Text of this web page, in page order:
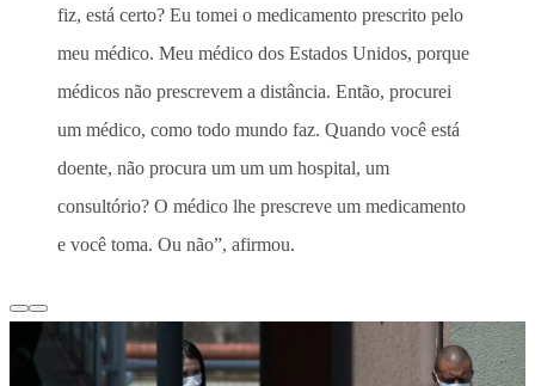
fiz, está certo? Eu tomei o medicamento prescrito pelo
meu médico. Meu médico dos Estados Unidos, porque
médicos não prescrevem a distância. Então, procurei
um médico, como todo mundo faz. Quando você está
doente, não procura um um um hospital, um
consultório? O médico lhe prescreve um medicamento
e você toma. Ou não”, afirmou.